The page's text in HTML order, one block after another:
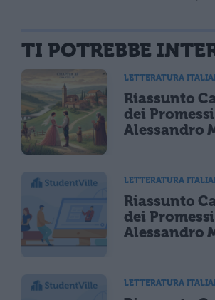
TI POTREBBE
LETTERATURA
Riassunto
dei
Alessandro
LETTERATURA
Riassunto
dei
Alessandro
LETTERATURA